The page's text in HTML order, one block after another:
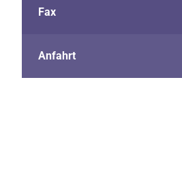
Fax
Anfahrt